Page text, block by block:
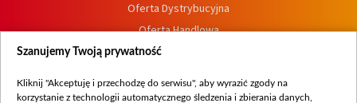
Oferta Dystrybucyjna
Oferta Handlowa
Dostępność
Procedura zgłoszeń wewnętrznych
Szanujemy Twoją prywatność
Kliknij "Akceptuję i przechodzę do serwisu", aby wyrazić zgody na
korzystanie z technologii automatycznego śledzenia i zbierania danych,